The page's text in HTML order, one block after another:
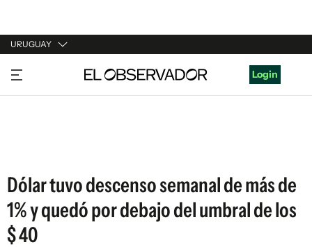
URUGUAY
URUGUAY
ARGENTINA
Login
Dólar tuvo descenso semanal de más de
1% y quedó por debajo del umbral de los
$ 40